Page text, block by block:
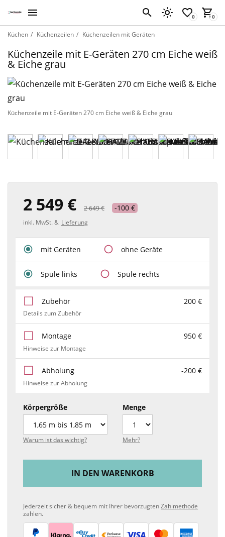
Küchen Küchenzeilen Küchenzeilen mit Geräten
Küchenzeile mit E-Geräten 270 cm Eiche weiß
& Eiche grau
Küchenzeile mit E-Geräten 270 cm Eiche weiß & Eiche grau
2 549 € 2 649 € -100 €
inkl. MwSt. & Lieferung
mit Geräten ohne Geräte
Spüle links Spüle rechts
Zubehör 200 €
Details zum Zubehör
Montage 950 €
Hinweise zur Montage
Abholung -200 €
Hinweise zur Abholung
Körpergröße
Warum ist das wichtig?
Menge
Mehr?
IN DEN WARENKORB
Jederzeit sicher & bequem mit Ihrer bevorzugtenZahlmethode
zahlen.